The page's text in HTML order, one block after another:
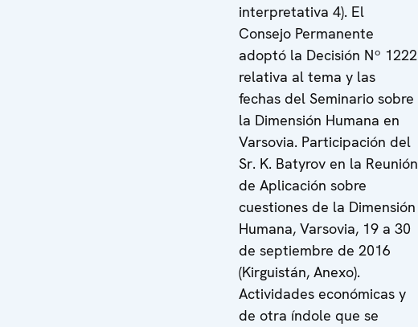
interpretativa 4). El
Consejo Permanente
adoptó la Decisión Nº 1222
relativa al tema y las
fechas del Seminario sobre
la Dimensión Humana en
Varsovia. Participación del
Sr. K. Batyrov en la Reunión
de Aplicación sobre
cuestiones de la Dimensión
Humana, Varsovia, 19 a 30
de septiembre de 2016
(Kirguistán, Anexo).
Actividades económicas y
de otra índole que se